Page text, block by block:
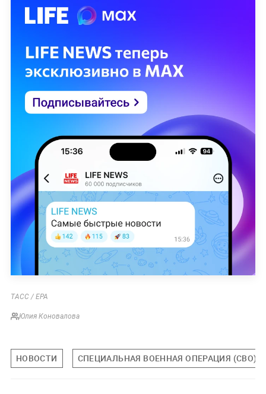
ТАСС / EPA
Юлия Коновалова
НОВОСТИ СПЕЦИАЛЬНАЯ ВОЕННАЯ ОПЕРАЦИЯ (СВО)